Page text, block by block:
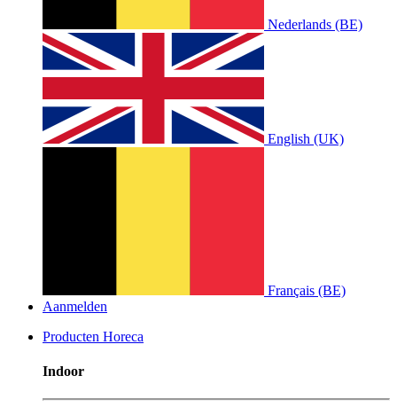
Nederlands (BE)
English (UK)
Français (BE)
Aanmelden
Producten Horeca
Indoor